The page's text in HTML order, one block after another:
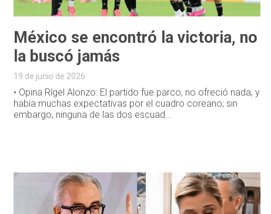
México se encontró la victoria, no
la buscó jamás
19 de junio de 2026
• Opina Rígel Alonzo: El partido fue parco, no ofreció nada, y
había muchas expectativas por el cuadro coreano; sin
embargo, ninguna de las dos escuad...